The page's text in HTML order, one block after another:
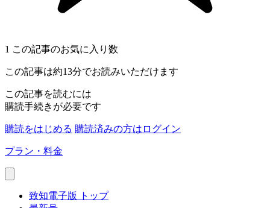
1 この記事のお気に入り数
この記事は約13分でお読みいただけます
この記事を読むには
購読手続きが必要です
購読をはじめる 購読済みの方はログイン
プラン・料金
致知電子版 トップ